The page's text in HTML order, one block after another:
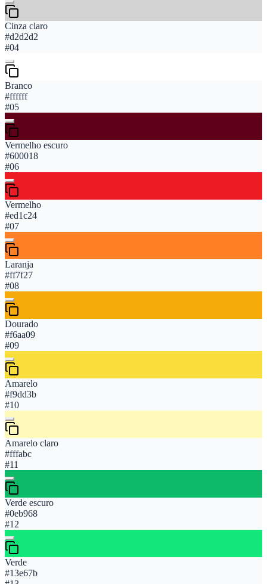
Cinza claro
#d2d2d2
#04
Branco
#ffffff
#05
Vermelho escuro
#600018
#06
Vermelho
#ed1c24
#07
Laranja
#ff7f27
#08
Dourado
#f6aa09
#09
Amarelo
#f9dd3b
#10
Amarelo claro
#fffabc
#11
Verde escuro
#0eb968
#12
Verde
#13e67b